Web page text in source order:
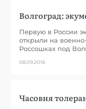
Волгоград:
Первую в России
открыли на
Россошках под
08.09.2016
Часовня